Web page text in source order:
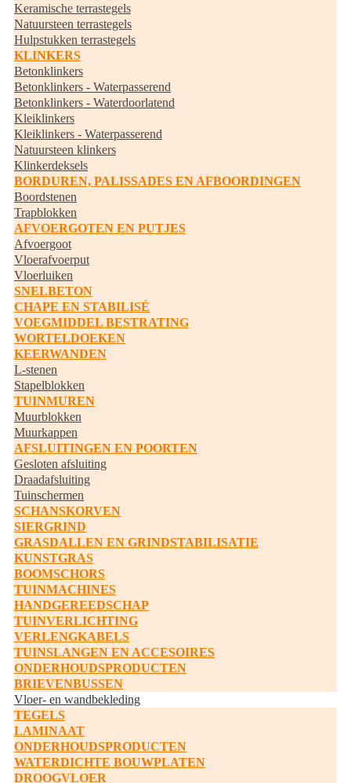
Keramische terrastegels
Natuursteen terrastegels
Hulpstukken terrastegels
KLINKERS
Betonklinkers
Betonklinkers - Waterpasserend
Betonklinkers - Waterdoorlatend
Kleiklinkers
Kleiklinkers - Waterpasserend
Natuursteen klinkers
Klinkerdeksels
BORDUREN, PALISSADES EN AFBOORDINGEN
Boordstenen
Trapblokken
AFVOERGOTEN EN PUTJES
Afvoergoot
Vloerafvoerput
Vloerluiken
SNELBETON
CHAPE EN STABILISÉ
VOEGMIDDEL BESTRATING
WORTELDOEKEN
KEERWANDEN
L-stenen
Stapelblokken
TUINMUREN
Muurblokken
Muurkappen
AFSLUITINGEN EN POORTEN
Gesloten afsluiting
Draadafsluiting
Tuinschermen
SCHANSKORVEN
SIERGRIND
GRASDALLEN EN GRINDSTABILISATIE
KUNSTGRAS
BOOMSCHORS
TUINMACHINES
HANDGEREEDSCHAP
TUINVERLICHTING
VERLENGKABELS
TUINSLANGEN EN ACCESOIRES
ONDERHOUDSPRODUCTEN
BRIEVENBUSSEN
Vloer- en wandbekleding
TEGELS
LAMINAAT
ONDERHOUDSPRODUCTEN
WATERDICHTE BOUWPLATEN
DROOGVLOER